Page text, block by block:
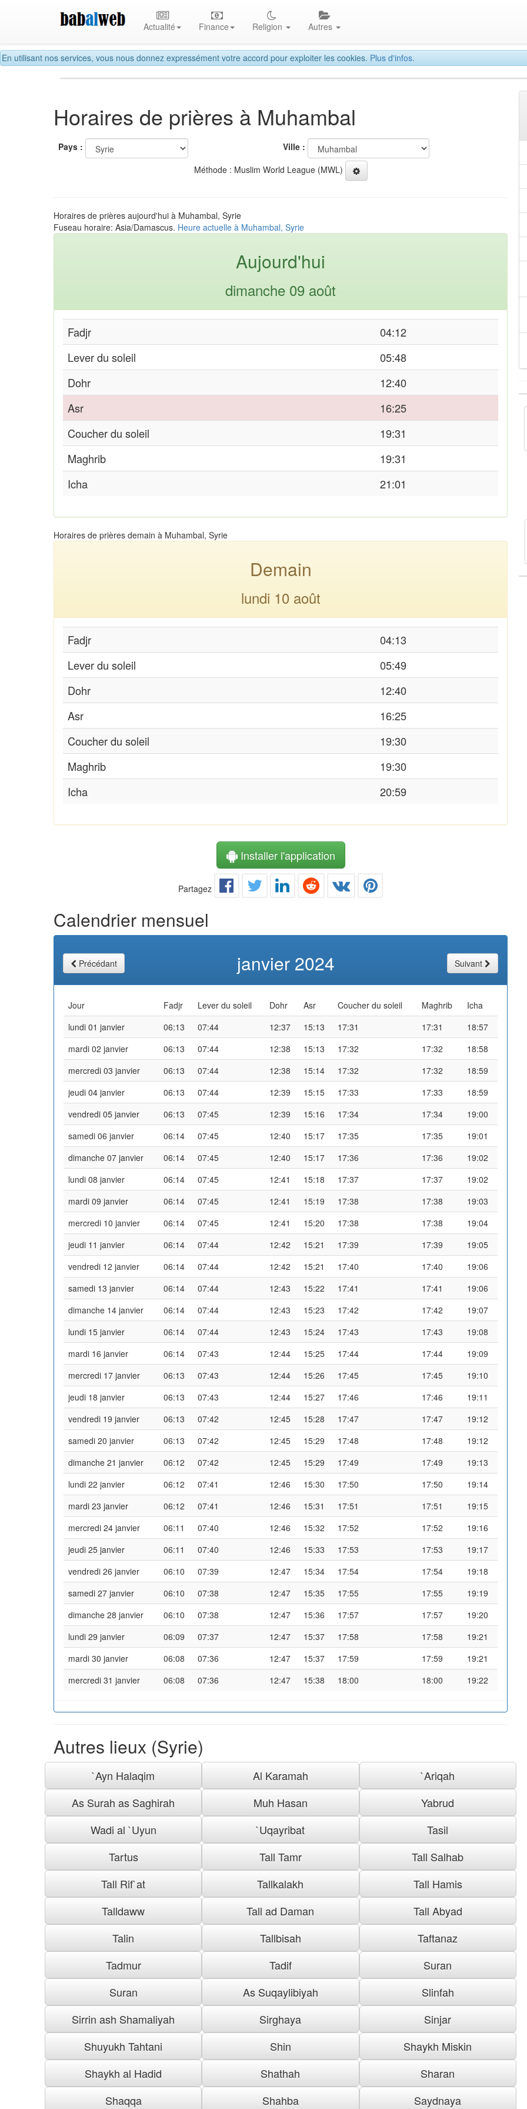
En utilisant nos services, vous nous donnez expressément votre accord pour exploiter les cookies. Plus d'infos.
Actualité Finance Religion Autres
Horaires de prières à Muhambal
Pays :
Ville :
Méthode : Muslim World League (MWL)
Horaires de prières aujourd'hui à Muhambal, Syrie
Fuseau horaire: Asia/Damascus. Heure actuelle à Muhambal, Syrie
Aujourd'hui
dimanche 09 août
Fadjr
04:12
Lever du soleil
05:48
Dohr
12:40
Asr
16:25
Coucher du soleil
19:31
Maghrib
19:31
Icha
21:01
Horaires de prières demain à Muhambal, Syrie
Demain
lundi 10 août
Fadjr
04:13
Lever du soleil
05:49
Dohr
12:40
Asr
16:25
Coucher du soleil
19:30
Maghrib
19:30
Icha
20:59
Installer l'application
Partagez
Calendrier mensuel
Précédant janvier 2024 Suivant
Jour Fadjr Lever du soleil Dohr Asr Coucher du soleil Maghrib
Icha
lundi 01 janvier
06:13 07:44 12:37 15:13 17:31 17:31
18:57
mardi 02 janvier
06:13 07:44 12:38 15:13 17:32 17:32
18:58
mercredi 03 janvier
06:13 07:44 12:38 15:14 17:32 17:32
18:59
jeudi 04 janvier
06:13 07:44 12:39 15:15 17:33 17:33
18:59
vendredi 05 janvier
06:13 07:45 12:39 15:16 17:34 17:34
19:00
samedi 06 janvier
06:14 07:45 12:40 15:17 17:35 17:35
19:01
dimanche 07 janvier
06:14 07:45 12:40 15:17 17:36 17:36
19:02
lundi 08 janvier
06:14 07:45 12:41 15:18 17:37 17:37
19:02
mardi 09 janvier
06:14 07:45 12:41 15:19 17:38 17:38
19:03
mercredi 10 janvier
06:14 07:45 12:41 15:20 17:38 17:38
19:04
jeudi 11 janvier
06:14 07:44 12:42 15:21 17:39 17:39
19:05
vendredi 12 janvier
06:14 07:44 12:42 15:21 17:40 17:40
19:06
samedi 13 janvier
06:14 07:44 12:43 15:22 17:41 17:41
19:06
dimanche 14 janvier
06:14 07:44 12:43 15:23 17:42 17:42
19:07
lundi 15 janvier
06:14 07:44 12:43 15:24 17:43 17:43
19:08
mardi 16 janvier
06:14 07:43 12:44 15:25 17:44 17:44
19:09
mercredi 17 janvier
06:13 07:43 12:44 15:26 17:45 17:45
19:10
jeudi 18 janvier
06:13 07:43 12:44 15:27 17:46 17:46
19:11
vendredi 19 janvier
06:13 07:42 12:45 15:28 17:47 17:47
19:12
samedi 20 janvier
06:13 07:42 12:45 15:29 17:48 17:48
19:12
dimanche 21 janvier
06:12 07:42 12:45 15:29 17:49 17:49
19:13
lundi 22 janvier
06:12 07:41 12:46 15:30 17:50 17:50
19:14
mardi 23 janvier
06:12 07:41 12:46 15:31 17:51 17:51
19:15
mercredi 24 janvier
06:11 07:40 12:46 15:32 17:52 17:52
19:16
jeudi 25 janvier
06:11 07:40 12:46 15:33 17:53 17:53
19:17
vendredi 26 janvier
06:10 07:39 12:47 15:34 17:54 17:54
19:18
samedi 27 janvier
06:10 07:38 12:47 15:35 17:55 17:55
19:19
dimanche 28 janvier
06:10 07:38 12:47 15:36 17:57 17:57
19:20
lundi 29 janvier
06:09 07:37 12:47 15:37 17:58 17:58
19:21
mardi 30 janvier
06:08 07:36 12:47 15:37 17:59 17:59
19:21
mercredi 31 janvier
06:08 07:36 12:47 15:38 18:00 18:00 19:22
Autres lieux (Syrie)
`Ayn Halaqim Al Karamah
`Ariqah
As Surah as Saghirah
Muh Hasan
Yabrud
Wadi al `Uyun
`Uqayribat
Tasil
Tartus
Tall Tamr
Tall Salhab
Tall Rif`at
Tallkalakh
Tall Hamis
Talldaww
Tall ad Daman
Tall Abyad
Talin
Tallbisah
Taftanaz
Tadmur
Tadif
Suran
Suran
As Suqaylibiyah
Slinfah
Sirrin ash Shamaliyah
Sirghaya
Sinjar
Shuyukh Tahtani
Shin
Shaykh Miskin
Shaykh al Hadid
Shathah
Sharan
Shaqqa
Shahba Saydnaya